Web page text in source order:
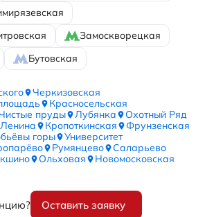
Замоскворецкая
Бутовская
Черкизовская
Красносельская
пруды Лубянка
Охотный Ряд
Кропоткинская
Фрунзенская
горы
Университет
Румянцево
Саларьево
Ольховая
Новомосковская
Оставить заявку